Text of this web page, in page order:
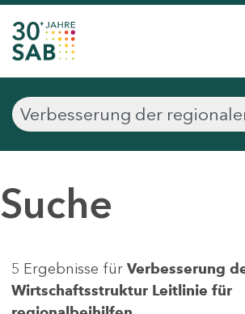
Suche
5 Ergebnisse für Verbesserung
Wirtschaftsstruktur Leitlinie für